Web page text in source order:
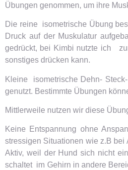
Übungen genommen, um ihre
Die reine isometrische Übung
Druck auf der Muskulatur
gedrückt, bei Kimbi nutzte ich
sonstiges drücken kann.
Kleine isometrische Dehn-
genutzt. Bestimmte Übungen
Mittlerweile nutzen wir diese
Keine Entspannung ohne
stressigen Situationen wie z.B
Aktiv, weil der Hund sich nicht
schaltet im Gehirn in andere